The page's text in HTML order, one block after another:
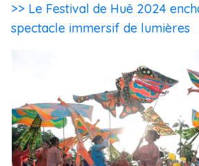
>> Le Festival de Huê 2024
spectacle immersif de lumières